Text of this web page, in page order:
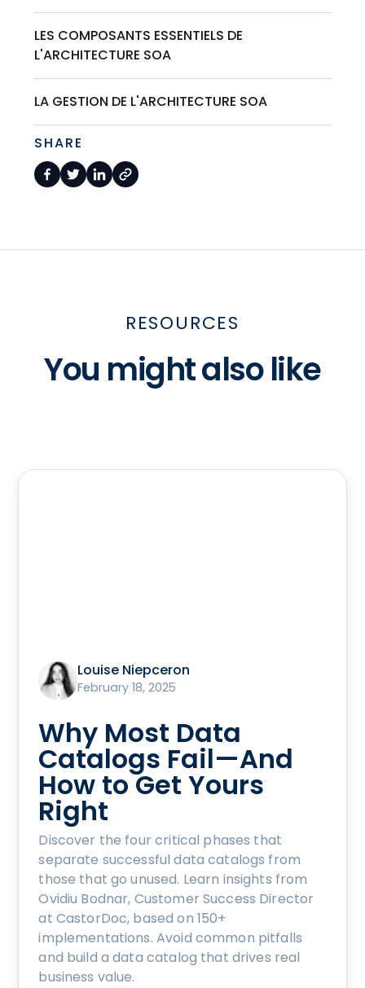
LES COMPOSANTS ESSENTIELS DE
L'ARCHITECTURE SOA
LA GESTION DE L'ARCHITECTURE SOA
SHARE
RESOURCES
You might also like
Louise Niepceron
February 18, 2025
Why Most Data
Catalogs Fail—And
How to Get Yours
Right
Discover the four critical phases that
separate successful data catalogs from
those that go unused. Learn insights from
Ovidiu Bodnar, Customer Success Director
at CastorDoc, based on 150+
implementations. Avoid common pitfalls
and build a data catalog that drives real
business value.